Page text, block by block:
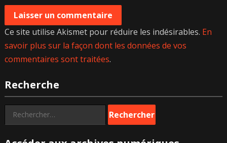
Ce site utilise Akismet pour réduire les indésirables. En
savoir plus sur la façon dont les données de vos
commentaires sont traitées.
Recherche
Rechercher :